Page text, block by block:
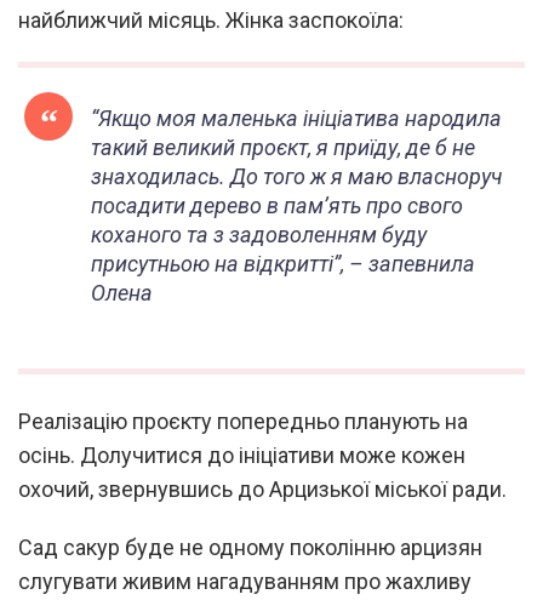
найближчий місяць. Жінка заспокоїла:
“Якщо моя маленька ініціатива народила
такий великий проєкт, я приїду, де б не
знаходилась. До того ж я маю власноруч
посадити дерево в пам’ять про свого
коханого та з задоволенням буду
присутньою на відкритті”, – запевнила
Олена
Реалізацію проєкту попередньо планують на
осінь. Долучитися до ініціативи може кожен
охочий, звернувшись до Арцизької міської ради.
Сад сакур буде не одному поколінню арцизян
слугувати живим нагадуванням про жахливу